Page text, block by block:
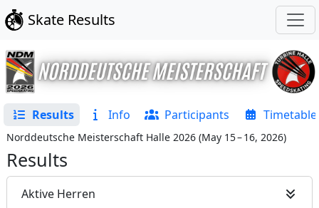
Skate Results
Results Info Participants Timetable
Norddeutsche Meisterschaft Halle 2026 (May 15 – 16, 2026)
Results
Aktive Herren